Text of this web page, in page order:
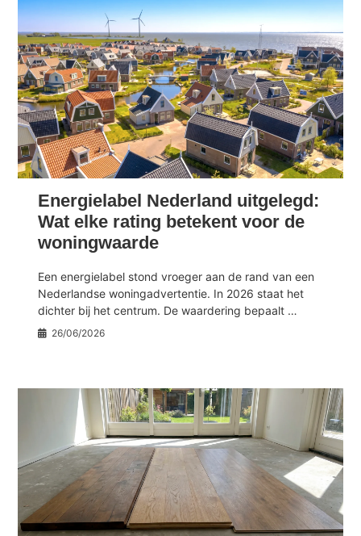
Energielabel Nederland uitgelegd:
Wat elke rating betekent voor de
woningwaarde
Een energielabel stond vroeger aan de rand van een
Nederlandse woningadvertentie. In 2026 staat het
dichter bij het centrum. De waardering bepaalt …
26/06/2026